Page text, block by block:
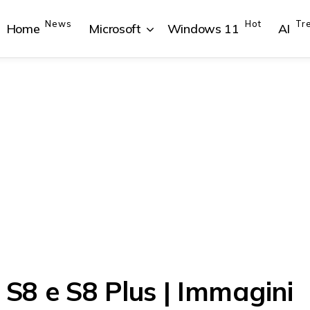
Home News Microsoft Windows 11 Hot AI
e S8 Plus | Immagini